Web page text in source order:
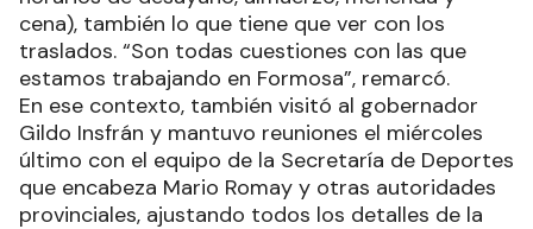
cena), también lo que tiene que ver con los
traslados. “Son todas cuestiones con las que
estamos trabajando en Formosa”, remarcó.
En ese contexto, también visitó al gobernador
Gildo Insfrán y mantuvo reuniones el miércoles
último con el equipo de la Secretaría de Deportes
que encabeza Mario Romay y otras autoridades
provinciales, ajustando todos los detalles de la